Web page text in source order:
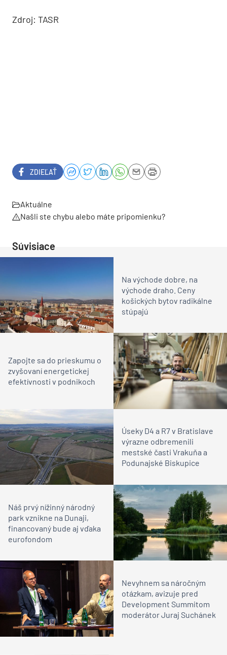
Zdroj: TASR
ZDIEĽAŤ
Aktuálne
Našli ste chybu alebo máte pripomienku?
Súvisiace
Na východe dobre, na
východe draho. Ceny
košických bytov radikálne
stúpajú
Zapojte sa do prieskumu o
zvyšovaní energetickej
efektívnosti v podnikoch
Úseky D4 a R7 v Bratislave
výrazne odbremenili
mestské časti Vrakuňa a
Podunajské Biskupice
Náš prvý nížinný národný
park vznikne na Dunaji,
financovaný bude aj vďaka
eurofondom
Nevyhnem sa náročným
otázkam, avizuje pred
Development Summitom
moderátor Juraj Suchánek